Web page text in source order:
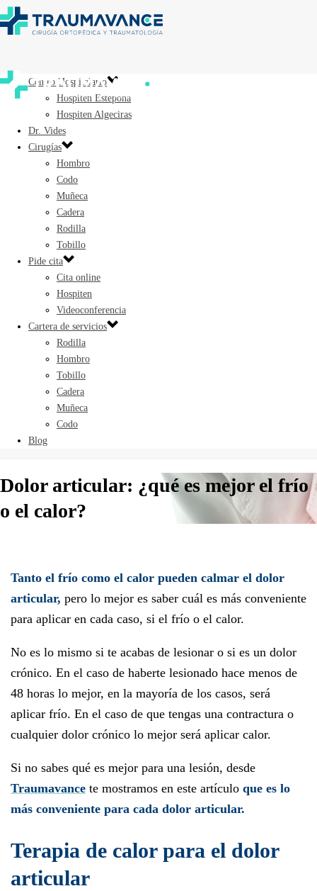
Centro Hospitalario
Hospiten Estepona
Hospiten Algeciras
Dr. Vides
Cirugías
Hombro
Codo
Muñeca
Cadera
Rodilla
Tobillo
Pide cita
Cita online
Hospiten
Videoconferencia
Cartera de servicios
Rodilla
Hombro
Tobillo
Cadera
Muñeca
Codo
Blog
Dolor articular: ¿qué es mejor el frío
o el calor?
Tanto el frío como el calor pueden calmar el dolor
articular, pero lo mejor es saber cuál es más conveniente
para aplicar en cada caso, si el frío o el calor.
No es lo mismo si te acabas de lesionar o si es un dolor
crónico. En el caso de haberte lesionado hace menos de
48 horas lo mejor, en la mayoría de los casos, será
aplicar frío. En el caso de que tengas una contractura o
cualquier dolor crónico lo mejor será aplicar calor.
Si no sabes qué es mejor para una lesión, desde
Traumavance te mostramos en este artículo que es lo
más conveniente para cada dolor articular.
Terapia de calor para el dolor
articular